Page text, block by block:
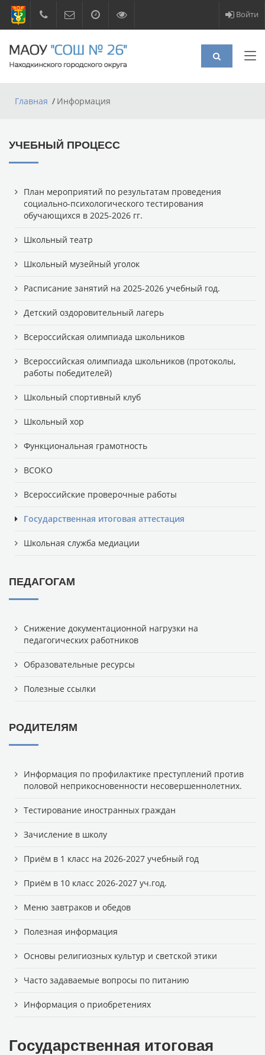
Войти
Главная Информация
УЧЕБНЫЙ ПРОЦЕСС
План мероприятий по результатам проведения
социально-психологического тестирования
обучающихся в 2025-2026 гг.
Школьный театр
Школьный музейный уголок
Расписание занятий на 2025-2026 учебный год.
Детский оздоровительный лагерь
Всероссийская олимпиада школьников
Всероссийская олимпиада школьников (протоколы,
работы победителей)
Школьный спортивный клуб
Школьный хор
Функциональная грамотность
ВСОКО
Всероссийские проверочные работы
Государственная итоговая аттестация
Школьная служба медиации
ПЕДАГОГАМ
Снижение документационной нагрузки на
педагогических работников
Образовательные ресурсы
Полезные ссылки
РОДИТЕЛЯМ
Информация по профилактике преступлений против
половой неприкосновенности несовершеннолетних.
Тестирование иностранных граждан
Зачисление в школу
Приём в 1 класс на 2026-2027 учебный год
Приём в 10 класс 2026-2027 уч.год.
Меню завтраков и обедов
Полезная информация
Основы религиозных культур и светской этики
Часто задаваемые вопросы по питанию
Информация о приобретениях
Государственная итоговая